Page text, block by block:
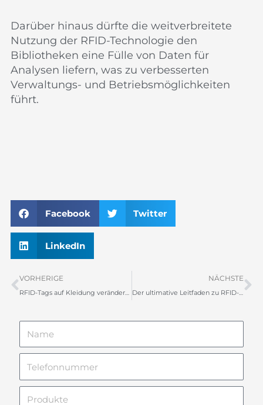
Darüber hinaus dürfte die weitverbreitete
Nutzung der RFID-Technologie den
Bibliotheken eine Fülle von Daten für
Analysen liefern, was zu verbesserten
Verwaltungs- und Betriebsmöglichkeiten
führt.
Facebook Twitter
LinkedIn
Zurück
VORHERIGE
RFID-Tags auf Kleidung verändern unser Leben
NÄCHSTE
Der ultimative Leitfaden zu RFID-Tags